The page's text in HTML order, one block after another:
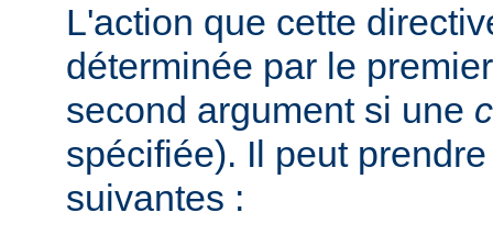
L'action que cette
déterminée par le
second argument si une
spécifiée). Il peut
suivantes :